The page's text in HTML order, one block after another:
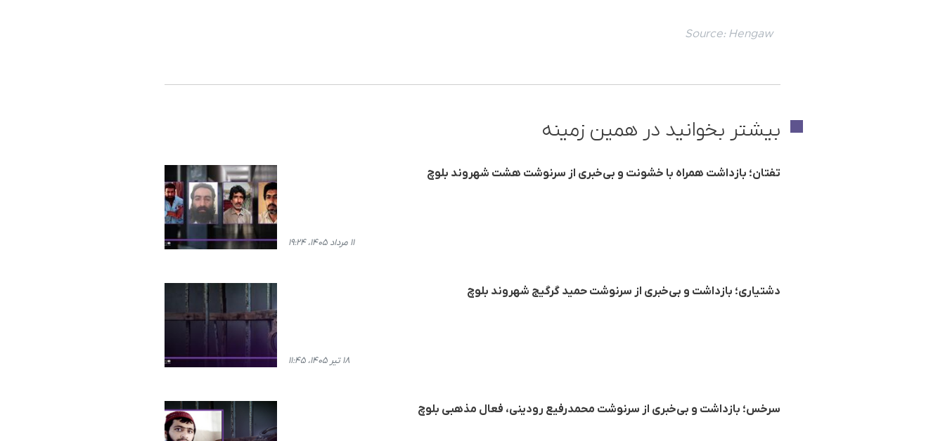
Source: Hengaw
بیشتر بخوانید در همین زمینه
تفتان؛ بازداشت همراه با خشونت و بی‌خبری از سرنوشت هشت شهروند بلوچ
۱۱ مرداد ۱۴۰۵، ۱۹:۲۴
دشتیاری؛ بازداشت و بی‌خبری از سرنوشت حمید گرگیج شهروند بلوچ
۱۸ تیر ۱۴۰۵، ۱۱:۴۵
سرخس؛ بازداشت و بی‌خبری از سرنوشت محمدرفیع رودینی، فعال مذهبی بلوچ